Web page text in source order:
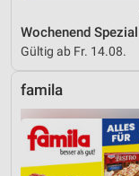
Wochenend Spezial
Gültig ab Fr. 14.08.
famila